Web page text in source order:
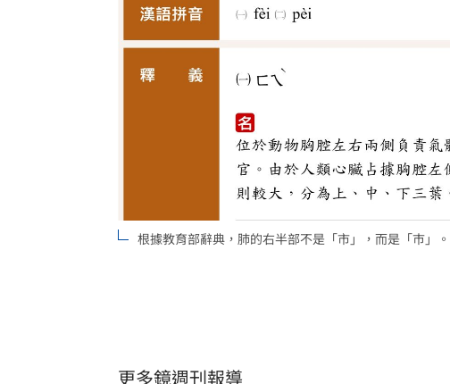
根據教育部辭典，肺的右半部不是「市」，而是「巿」
更多鏡週刊報導